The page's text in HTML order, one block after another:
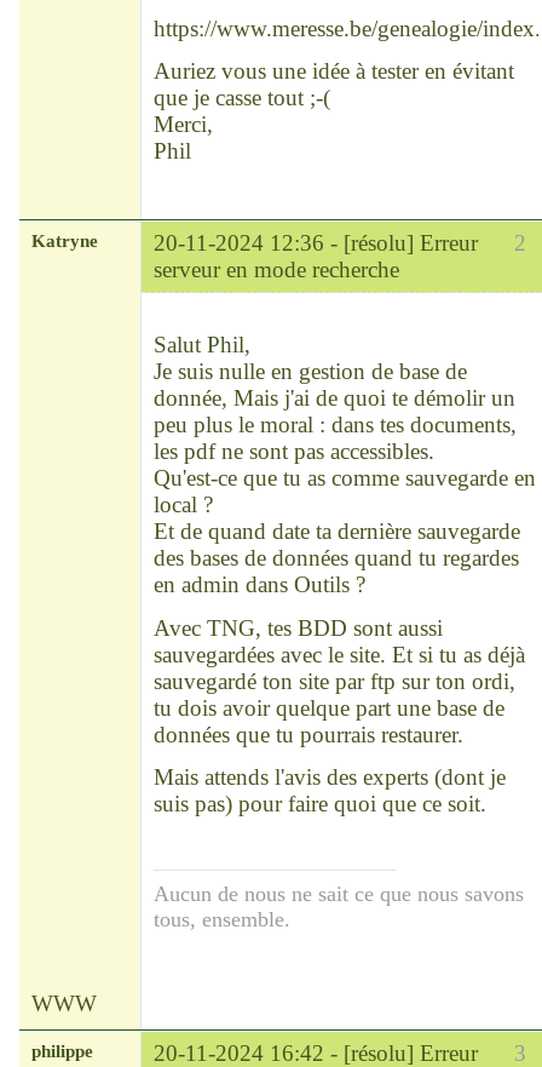
https://www.meresse.be/genealogie/
Auriez vous une idée à tester en évitant
que je casse tout ;-(
Merci,
Phil
2
Katryne 20-11-2024 12:36 - [résolu] Erreur
serveur en mode recherche
Salut Phil,
Je suis nulle en gestion de base de
donnée, Mais j'ai de quoi te démolir un
peu plus le moral : dans tes documents,
les pdf ne sont pas accessibles.
Qu'est-ce que tu as comme sauvegarde en
local ?
Et de quand date ta dernière sauvegarde
des bases de données quand tu regardes
en admin dans Outils ?
Avec TNG, tes BDD sont aussi
sauvegardées avec le site. Et si tu as déjà
sauvegardé ton site par ftp sur ton ordi,
tu dois avoir quelque part une base de
données que tu pourrais restaurer.
Mais attends l'avis des experts (dont je
suis pas) pour faire quoi que ce soit.
Aucun de nous ne sait ce que nous savons
tous, ensemble.
WWW
3
philippe 20-11-2024 16:42 - [résolu] Erreur